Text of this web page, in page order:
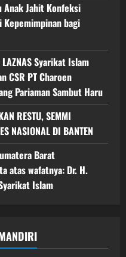
Anak Jahit Konfeksi
bagi
Syarikat Islam
CSR PT Charoen
Pariaman Sambut Haru
RESTU, SEMMI
NASIONAL DI BANTEN
Barat
atas wafatnya: Dr. H.
Islam